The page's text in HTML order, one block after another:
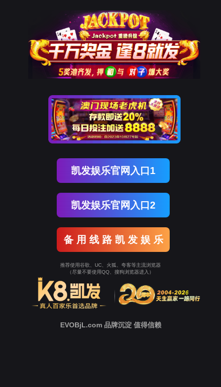
九州酷游 ku游
解决方案
九州酷游 ku游为各行各业给予基于移动通信
M2M系列产品和解决方案，遍及智慧
疗、智慧零售、智慧农
业、智慧金融、智慧环
游 ku游网解决方案全网通5G/4G/3G，
可定制研发，欢迎您的咨询。
九州酷游 ku游 解决方案